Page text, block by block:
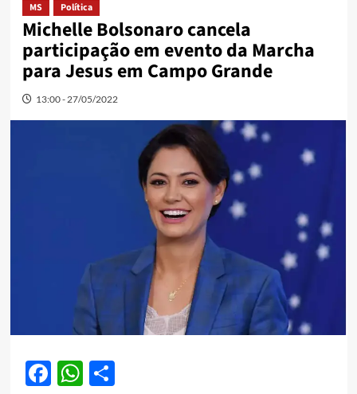
MS Política
Michelle Bolsonaro cancela
participação em evento da Marcha
para Jesus em Campo Grande
13:00 - 27/05/2022
Facebook
WhatsApp
Share